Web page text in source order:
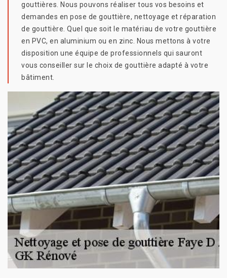
gouttières. Nous pouvons réaliser tous vos besoins et
demandes en pose de gouttière, nettoyage et réparation
de gouttière. Quel que soit le matériau de votre gouttière
en PVC, en aluminium ou en zinc. Nous mettons à votre
disposition une équipe de professionnels qui sauront
vous conseiller sur le choix de gouttière adapté à votre
bâtiment.